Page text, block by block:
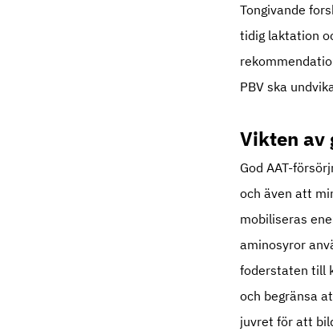
Tongivande
tidig laktation
PBV ska
Vikten av
God AAT-
och även att
mobiliseras
aminosyror
foderstaten till
och begränsa
juvret för att